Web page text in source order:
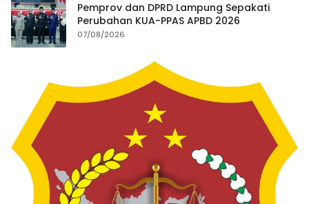
Pemprov dan DPRD Lampung Sepakati
Perubahan KUA-PPAS APBD 2026
07/08/2026